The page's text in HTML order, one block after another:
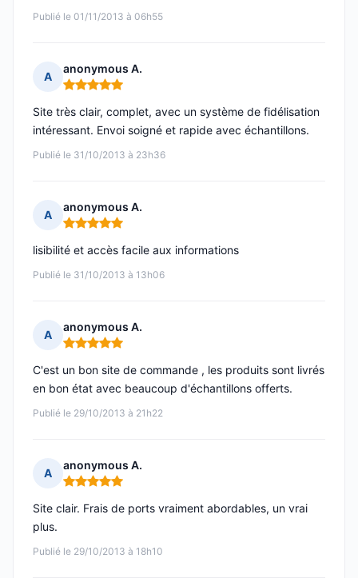
Publié le 01/11/2013 à 06h55
A
anonymous A.
Note : 5 sur 5
Publié le 31/10/2013 à 23h36
Site très clair, complet, avec un système de fidélisation
intéressant. Envoi soigné et rapide avec échantillons.
A
anonymous A.
Note : 5 sur 5
Publié le 31/10/2013 à 13h06
lisibilité et accès facile aux informations
A
anonymous A.
Note : 5 sur 5
Publié le 29/10/2013 à 21h22
C'est un bon site de commande , les produits sont livrés
en bon état avec beaucoup d'échantillons offerts.
A
anonymous A.
Note : 5 sur 5
Publié le 29/10/2013 à 18h10
Site clair. Frais de ports vraiment abordables, un vrai
plus.